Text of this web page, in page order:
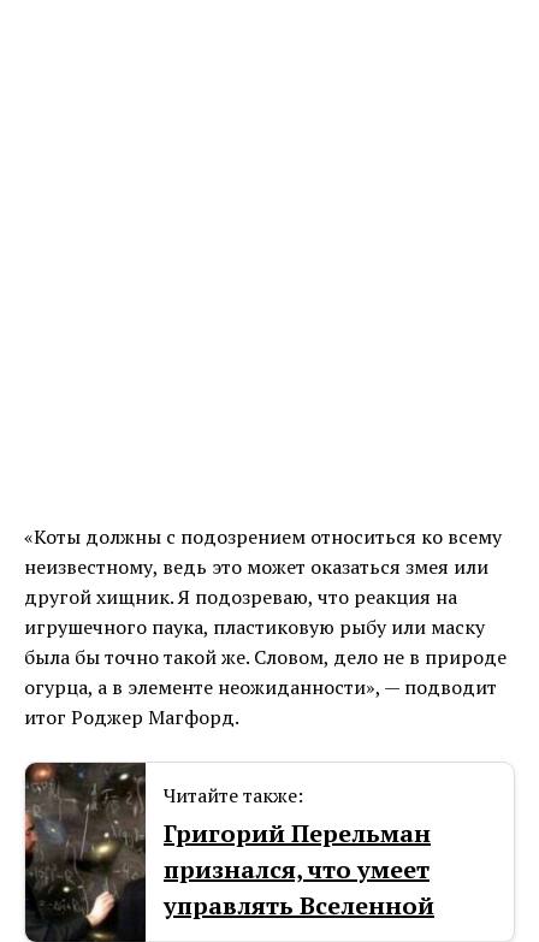
«Коты должны с подозрением относиться ко всему
неизвестному, ведь это может оказаться змея или
другой хищник. Я подозреваю, что реакция на
игрушечного паука, пластиковую рыбу или маску
была бы точно такой же. Словом, дело не в природе
огурца, а в элементе неожиданности», — подводит
итог Роджер Магфорд.
Читайте также:
Григорий Перельман
признался, что умеет
управлять Вселенной